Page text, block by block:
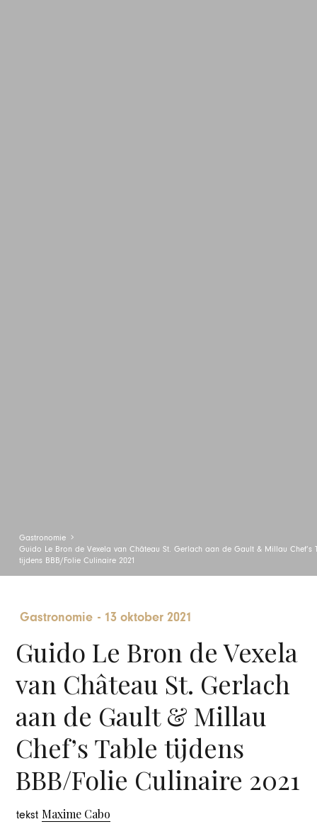
Gastronomie
Guido Le Bron de Vexela van Château St. Gerlach aan de Gault & Millau Chef’s
tijdens BBB/Folie Culinaire 2021
Gastronomie - 13 oktober 2021
Guido Le Bron de Vexela
van Château St. Gerlach
aan de Gault & Millau
Chef’s Table tijdens
BBB/Folie Culinaire 2021
tekst Maxime Cabo